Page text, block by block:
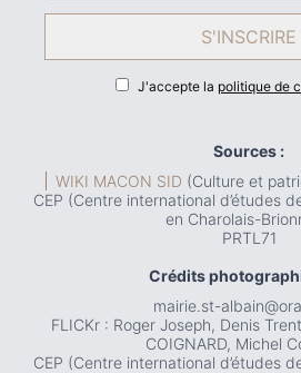
S'INSCRIRE
J'accepte la politique de
Sources :
WIKI MACON SID (Culture et
CEP (Centre international d’études
en Charolais-
PRTL71
Crédits
mairie.st-
FLICKr : Roger Joseph, Denis
COIGNARD, Michel
CEP (Centre international d’études